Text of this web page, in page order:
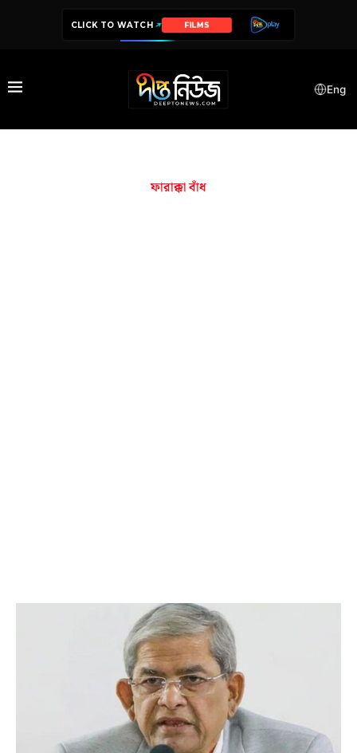
CLICK TO WATCH FILMS
Eng
ফারাক্কা বাঁধ